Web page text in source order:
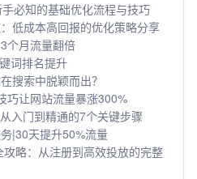
必知的基础优化流程与技巧
低成本高回报的优化策略分享
个月流量翻倍
词排名提升
搜索中脱颖而出？
巧让网站流量暴涨300%
入门到精通的7个关键步骤
|30天提升50%流量
略：从注册到高效投放的完整